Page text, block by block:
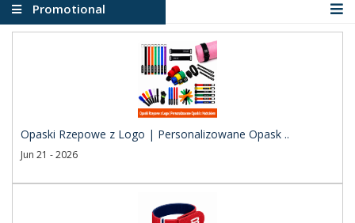
Promotional
Opaski Rzepowe z Logo | Personalizowane Opask ..
Jun 21 - 2026